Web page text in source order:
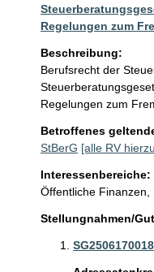
Regelungen zum
Beschreibung:
Berufsrecht der
Regelungen zum
Betroffenes
StBerG [alle RV
Interessenbereiche:
Öffentliche Finanzen,
Stellungnahmen/
SG2506170018